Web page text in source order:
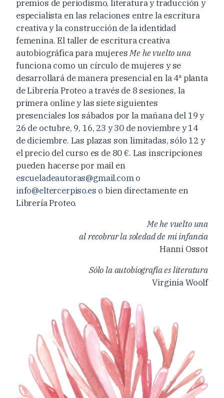
premios de periodismo, literatura y traducción y
especialista en las relaciones entre la escritura
creativa y la construcción de la identidad
femenina. El taller de escritura creativa
autobiográfica para mujeresMe he vuelto una
funciona como un círculo de mujeres y se
desarrollará de manera presencial en la 4ª planta
de Librería Proteo a través de 8 sesiones, la
primera online y las siete siguientes
presenciales los sábados por la mañana del 19 y
26 de octubre, 9, 16, 23 y 30 de noviembre y 14
de diciembre. Las plazas son limitadas, sólo 12 y
el precio del curso es de 80 €. Las inscripciones
pueden hacerse por mail en
escueladeautoras@gmail.como
info@eltercerpiso.es o bien directamente en
Librería Proteo.
Me he vuelto una
al recobrar la soledad de mi infancia
Hanni Ossot
Sólo la autobiografía es literatura
Virginia Woolf